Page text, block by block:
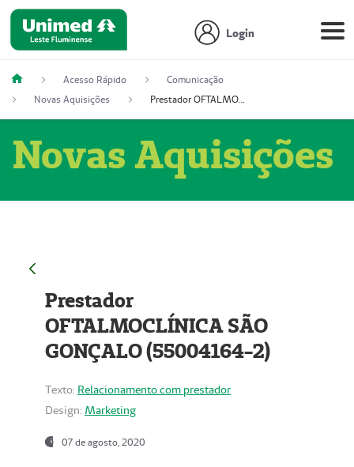
Login
Acesso Rápido
Comunicação
Novas Aquisições
Prestador OFTALMOCLÍNICA SÃO GONÇALO (55004164-2)
Novas Aquisições
Prestador
OFTALMOCLÍNICA SÃO
GONÇALO (55004164-2)
Texto: Relacionamento com prestador
Design: Marketing
07 de agosto, 2020